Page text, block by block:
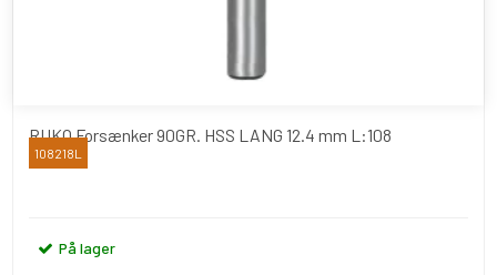
RUKO Forsænker 90GR. HSS LANG 12.4 mm L:108
RUKO
108218L
På lager